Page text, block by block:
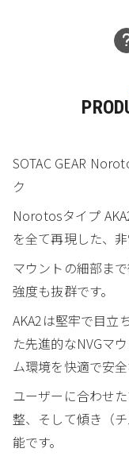
SOTAC GEAR
ク
Norotosタイプ
を全て再現した、
マウントの細部ま
強度も抜群です。
AKA2は堅牢で目立
た先進的なNVGマ
ム環境を快適で安全
ユーザーに合わせ
整、そして傾き（
能です。